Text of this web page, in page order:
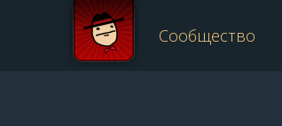
Сообщество